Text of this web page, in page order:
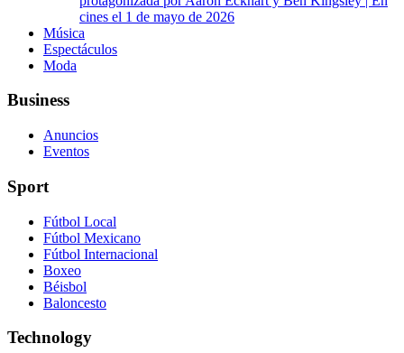
cines el 1 de mayo de 2026
Música
Espectáculos
Moda
Business
Anuncios
Eventos
Sport
Fútbol Local
Fútbol Mexicano
Fútbol Internacional
Boxeo
Béisbol
Baloncesto
Technology